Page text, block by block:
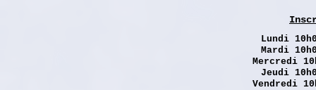
Lundi
Mardi
Mercredi
Jeudi
Vendredi